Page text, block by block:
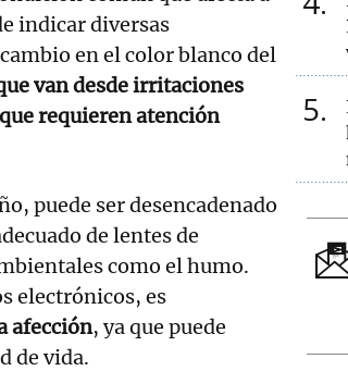
indicar diversas
en el color blanco del
van desde irritaciones
requieren atención
puede ser desencadenado
de lentes de
como el humo.
electrónicos, es
afección, ya que puede
de vida.
5